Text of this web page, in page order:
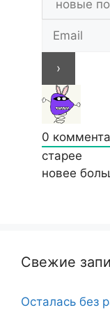
0
старее
новее
Свежие
Осталась без